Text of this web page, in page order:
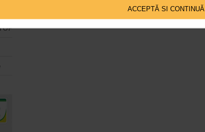
ACCEPTĂ SI CONTINUĂ